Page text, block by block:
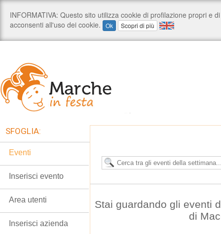
Stai guardando gli eventi
di
SFOGLIA:
Eventi
Inserisci evento
Area utenti
Inserisci azienda